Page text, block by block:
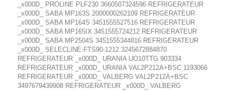
_x000D_ PROLINE PLF230 3660507324596 REFRIGERATEUR
_x000D_ SABA MP163S 2000000262109 REFRIGERATEUR
_x000D_ SABA MP164S 3451555527516 REFRIGERATEUR
_x000D_ SABA MP165IX 3451555724212 REFRIGERATEUR
_x000D_ SABA MP2504S 3451555344816 REFRIGERATEUR
_x000D_ SELECLINE FTS90-1212 3245672884870
REFRIGERATEUR _x000D_ URANIA UO10TTG 903334
REFRIGERATEUR _x000D_ URANIA VAL2P212A+BSC 1193066
REFRIGERATEUR _x000D_ VALBERG VAL2P212A+BSC
3497679439908 REFRIGERATEUR _x000D_ VALBERG